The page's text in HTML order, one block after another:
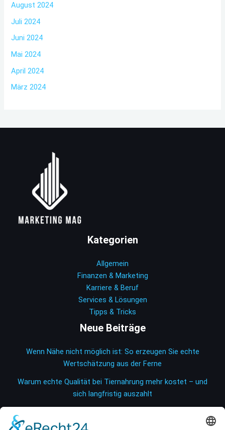
August 2024
Juli 2024
Juni 2024
Mai 2024
April 2024
März 2024
Kategorien
Allgemein
Finanzen & Marketing
Karriere & Beruf
Services & Lösungen
Tipps & Tricks
Neue Beiträge
Wenn Nähe nicht möglich ist: So erzeugen Sie echte
Wertschätzung aus der Ferne
Warum echte Qualität bei Tiernahrung mehr kostet – und
sich langfristig auszahlt
die Sichtbarkeit Ihrer Produkte im Verkaufsraum